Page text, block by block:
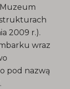
2009 r.).
wraz
pod nazwą